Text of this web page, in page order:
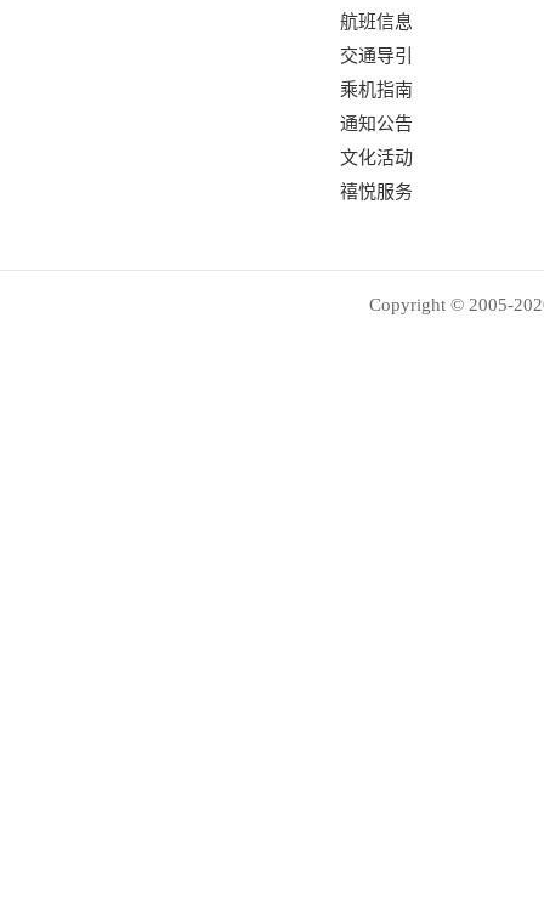
航班信息
交通导引
乘机指南
通知公告
文化活动
禧悦服务
Copyright © 2005-